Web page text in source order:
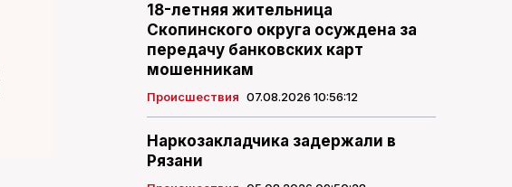
18-летняя жительница
Скопинского округа осуждена за
передачу банковских карт
мошенникам
Происшествия 07.08.2026 10:56:12
Наркозакладчика задержали в
Рязани